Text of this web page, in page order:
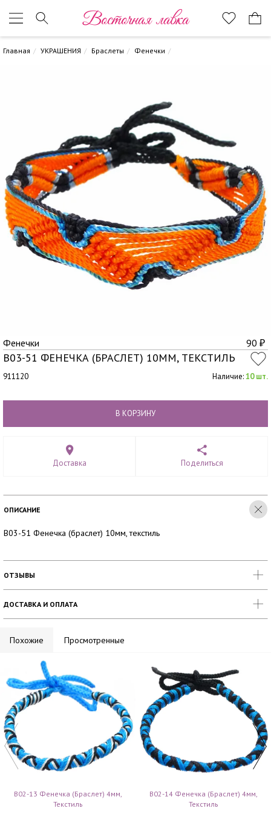
Восточная лавка
Главная УКРАШЕНИЯ Браслеты Фенечки
Фенечки 90 ₽
B03-51 ФЕНЕЧКА (БРАСЛЕТ) 10ММ, ТЕКСТИЛЬ
911120 Наличие:10 шт.
В КОРЗИНУ
Доставка Поделиться
ОПИСАНИЕ
B03-51 Фенечка (браслет) 10мм, текстиль
ОТЗЫВЫ
ДОСТАВКА И ОПЛАТА
Похожие Просмотренные
B02-13 Фенечка (браслет) 4мм,
Текстиль
B02-14 Фенечка (браслет) 4мм,
Текстиль